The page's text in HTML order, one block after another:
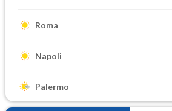
Roma
Napoli
Palermo